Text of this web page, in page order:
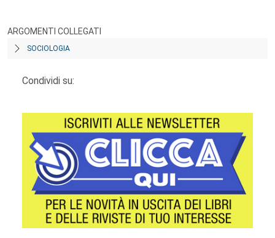
ARGOMENTI COLLEGATI
SOCIOLOGIA
Condividi su: